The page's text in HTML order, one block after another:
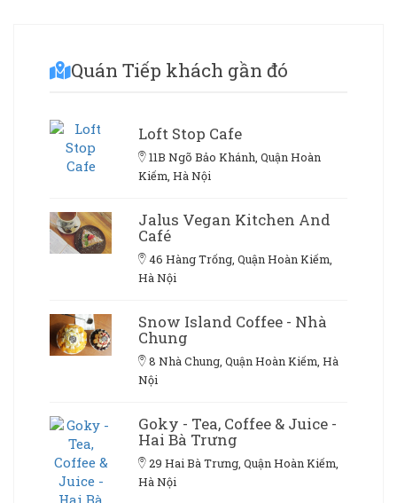
Quán Tiếp khách gần đó
Loft Stop Cafe
11B Ngõ Bảo Khánh, Quận Hoàn
Kiếm, Hà Nội
Jalus Vegan Kitchen And
Café
46 Hàng Trống, Quận Hoàn Kiếm,
Hà Nội
Snow Island Coffee - Nhà
Chung
8 Nhà Chung, Quận Hoàn Kiếm, Hà
Nội
Goky - Tea, Coffee & Juice -
Hai Bà Trưng
29 Hai Bà Trưng, Quận Hoàn Kiếm,
Hà Nội